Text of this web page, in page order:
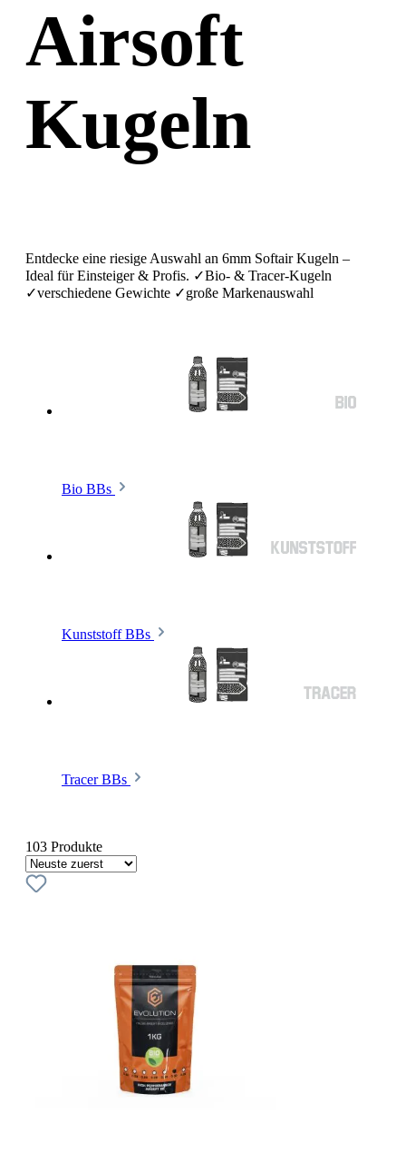
Airsoft
Kugeln
Entdecke eine riesige Auswahl an 6mm Softair Kugeln –
Ideal für Einsteiger & Profis. ✓Bio- & Tracer-Kugeln
✓verschiedene Gewichte ✓große Markenauswahl
Bio BBs
Kunststoff BBs
Tracer BBs
103 Produkte